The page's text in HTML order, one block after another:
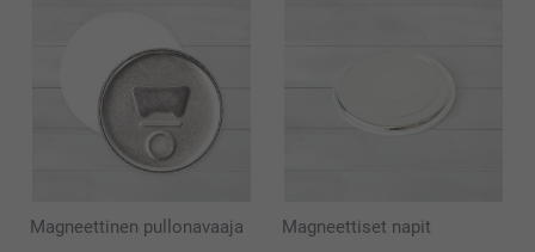
Magneettinen pullonavaaja Magneettiset napit